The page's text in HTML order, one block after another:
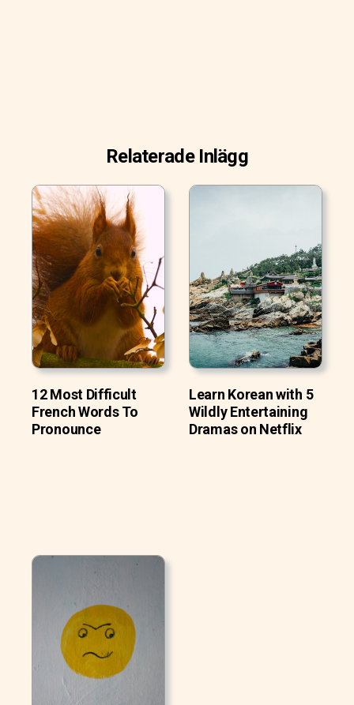
Relaterade Inlägg
12 Most Difficult
French Words To
Pronounce
Learn Korean with 5
Wildly Entertaining
Dramas on Netflix